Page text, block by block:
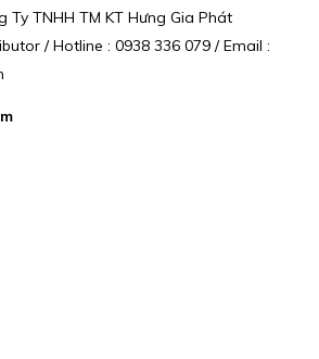
Ty TNHH TM KT Hưng Gia Phát
/ Hotline : 0938 336 079 / Email :